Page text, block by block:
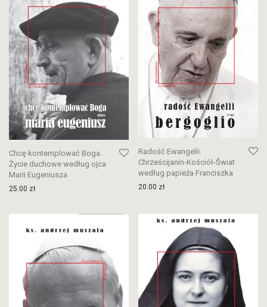
Chcę kontemplować Boga.
Życie duchowe według ojca
Marii Eugeniusza
25.00 zł
Radość Ewangelii.
Chrześcijanin-Kościół-Świat
według papieża Franciszka
20.00 zł